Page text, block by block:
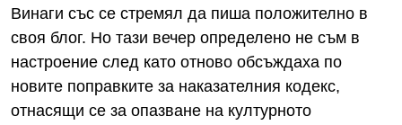
Винаги със се стремял да пиша положително в
своя блог. Но тази вечер определено не съм в
настроение след като отново обсъждаха по
новите поправките за наказателния кодекс,
отнасящи се за опазване на културното